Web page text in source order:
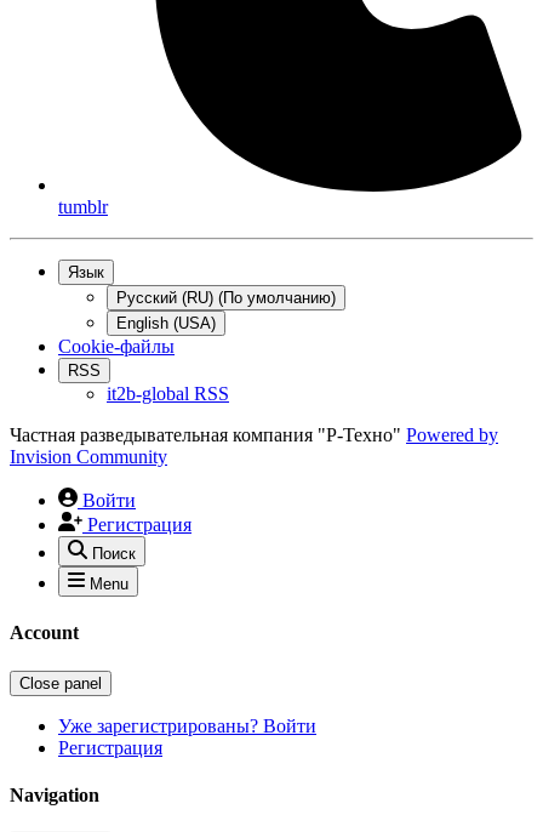
tumblr
Язык
Русский (RU) (По умолчанию)
English (USA)
Cookie-файлы
RSS
it2b-global RSS
Частная разведывательная компания "Р-Техно" Powered by
Invision Community
Войти
Регистрация
Поиск
Menu
Account
Close panel
Уже зарегистрированы? Войти
Регистрация
Navigation